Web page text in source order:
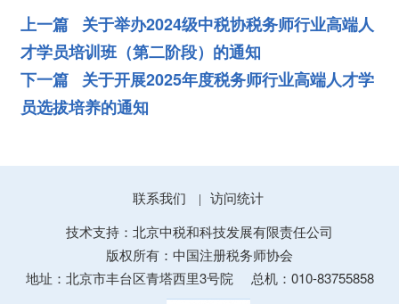
上一篇 关于举办2024级中税协税务师行业高端人
才学员培训班（第二阶段）的通知
下一篇 关于开展2025年度税务师行业高端人才学
员选拔培养的通知
联系我们 |
访问统计
技术支持：北京中税和科技发展有限责任公司
版权所有：中国注册税务师协会
地址：北京市丰台区青塔西里3号院
总机：010-83755858